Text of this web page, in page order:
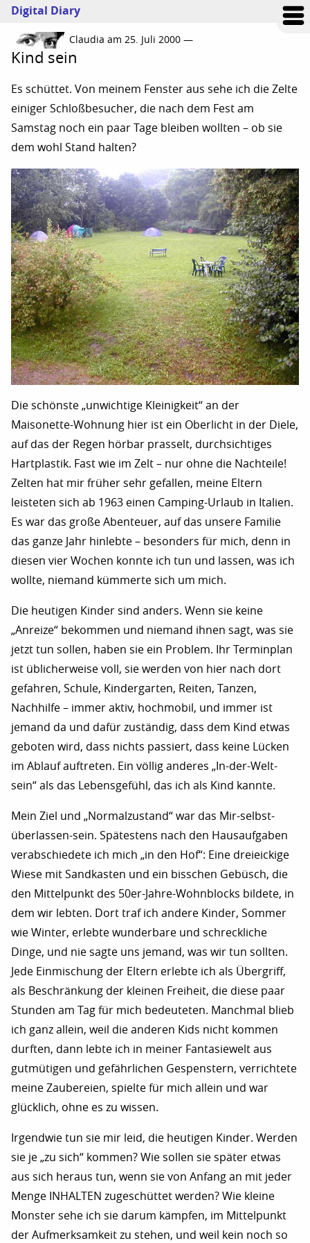
Digital Diary
Claudia am 25. Juli 2000 —
Kind sein
Es schüttet. Von meinem Fenster aus sehe ich die Zelte
einiger Schloßbesucher, die nach dem Fest am
Samstag noch ein paar Tage bleiben wollten – ob sie
dem wohl Stand halten?
Die schönste „unwichtige Kleinigkeit“ an der
Maisonette-Wohnung hier ist ein Oberlicht in der Diele,
auf das der Regen hörbar prasselt, durchsichtiges
Hartplastik. Fast wie im Zelt – nur ohne die Nachteile!
Zelten hat mir früher sehr gefallen, meine Eltern
leisteten sich ab 1963 einen Camping-Urlaub in Italien.
Es war das große Abenteuer, auf das unsere Familie
das ganze Jahr hinlebte – besonders für mich, denn in
diesen vier Wochen konnte ich tun und lassen, was ich
wollte, niemand kümmerte sich um mich.
Die heutigen Kinder sind anders. Wenn sie keine
„Anreize“ bekommen und niemand ihnen sagt, was sie
jetzt tun sollen, haben sie ein Problem. Ihr Terminplan
ist üblicherweise voll, sie werden von hier nach dort
gefahren, Schule, Kindergarten, Reiten, Tanzen,
Nachhilfe – immer aktiv, hochmobil, und immer ist
jemand da und dafür zuständig, dass dem Kind etwas
geboten wird, dass nichts passiert, dass keine Lücken
im Ablauf auftreten. Ein völlig anderes „In-der-Welt-
sein“ als das Lebensgefühl, das ich als Kind kannte.
Mein Ziel und „Normalzustand“ war das Mir-selbst-
überlassen-sein. Spätestens nach den Hausaufgaben
verabschiedete ich mich „in den Hof“: Eine dreieickige
Wiese mit Sandkasten und ein bisschen Gebüsch, die
den Mittelpunkt des 50er-Jahre-Wohnblocks bildete, in
dem wir lebten. Dort traf ich andere Kinder, Sommer
wie Winter, erlebte wunderbare und schreckliche
Dinge, und nie sagte uns jemand, was wir tun sollten.
Jede Einmischung der Eltern erlebte ich als Übergriff,
als Beschränkung der kleinen Freiheit, die diese paar
Stunden am Tag für mich bedeuteten. Manchmal blieb
ich ganz allein, weil die anderen Kids nicht kommen
durften, dann lebte ich in meiner Fantasiewelt aus
gutmütigen und gefährlichen Gespenstern, verrichtete
meine Zaubereien, spielte für mich allein und war
glücklich, ohne es zu wissen.
Irgendwie tun sie mir leid, die heutigen Kinder. Werden
sie je „zu sich“ kommen? Wie sollen sie später etwas
aus sich heraus tun, wenn sie von Anfang an mit jeder
Menge INHALTEN zugeschüttet werden? Wie kleine
Monster sehe ich sie darum kämpfen, im Mittelpunkt
der Aufmerksamkeit zu stehen, und weil kein noch so